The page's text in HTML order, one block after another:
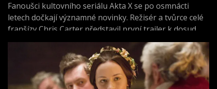
Fanoušci kultovního seriálu Akta X se po osmnácti
letech dočkají významné novinky. Režisér a tvůrce celé
franšízy Chris Carter představil první trailer k dosud
neviděné režisérské verzi filmu Akta X: Chci uvěřit.